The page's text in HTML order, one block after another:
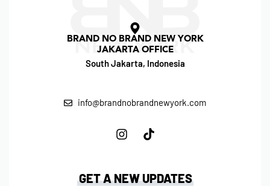
BRAND NO BRAND NEW YORK
JAKARTA OFFICE
South Jakarta, Indonesia
info@brandnobrandnewyork.com
GET A NEW UPDATES